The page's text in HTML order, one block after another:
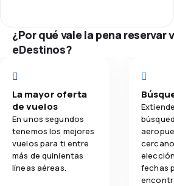
¿Por qué vale la pena reservar
eDestinos?
La mayor oferta
de vuelos
En unos segundos
tenemos los mejores
vuelos para ti entre
más de quinientas
líneas aéreas.
fechas